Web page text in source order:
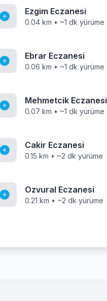
Ezgim Eczanesi
0.04 km • ~1 dk yürüme
Ebrar Eczanesi
0.06 km • ~1 dk yürüme
Mehmetcik Eczanesi
0.07 km • ~1 dk yürüme
Cakir Eczanesi
0.15 km • ~2 dk yürüme
Ozvural Eczanesi
0.21 km • ~2 dk yürüme